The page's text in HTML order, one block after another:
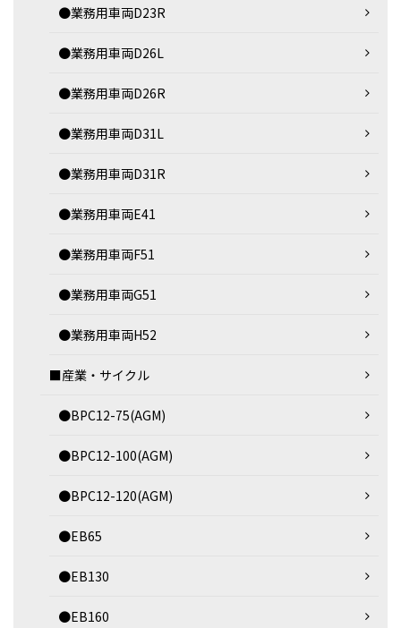
●業務用車両D23R
●業務用車両D26L
●業務用車両D26R
●業務用車両D31L
●業務用車両D31R
●業務用車両E41
●業務用車両F51
●業務用車両G51
●業務用車両H52
■産業・サイクル
●BPC12-75(AGM)
●BPC12-100(AGM)
●BPC12-120(AGM)
●EB65
●EB130
●EB160